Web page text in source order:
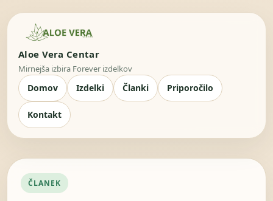
Aloe Vera Centar
Mirnejša izbira Forever izdelkov
Domov Izdelki Članki Priporočilo
Kontakt
ČLANEK